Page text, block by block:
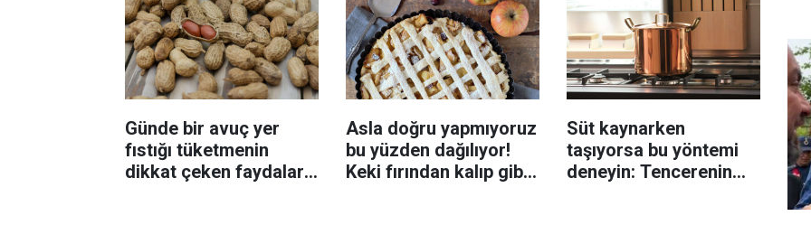
Günde bir avuç yer
fıstığı tüketmenin
dikkat çeken faydaları:
Asla doğru yapmıyoruz
bu yüzden dağılıyor!
Keki fırından kalıp gibi
Süt kaynarken
taşıyorsa bu yöntemi
deneyin: Tencerenin